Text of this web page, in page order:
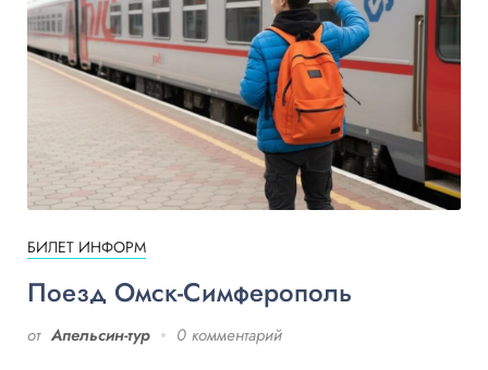
БИЛЕТ ИНФОРМ
Поезд Омск-Симферополь
от Апельсин-тур 0 комментарий